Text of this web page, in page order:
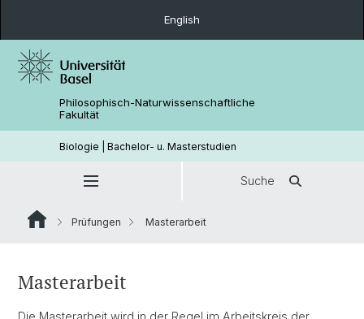
English
Philosophisch-Naturwissenschaftliche
Fakultät
Biologie | Bachelor- u. Masterstudien
Suche
Prüfungen Masterarbeit
Masterarbeit
Die Masterarbeit wird in der Regel im Arbeitskreis der